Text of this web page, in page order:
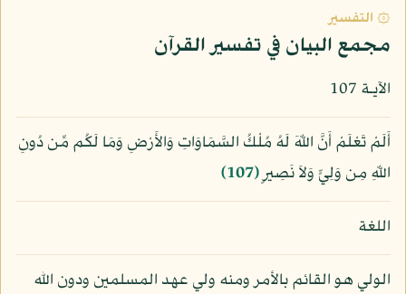
۞ التفسير
مجمع البيان في تفسير القرآن
الآيـة 107
أَلَمْ تَعْلَمْ أَنَّ اللّهَ لَهُ مُلْكُ السَّمَاوَاتِ وَالأَرْضِ وَمَا لَكُم مِّن دُونِ
اللّهِ مِن وَلِيٍّ وَلاَ نَصِيرٍ﴿107﴾
اللغة
الولي هو القائم بالأمر ومنه ولي عهد المسلمين ودون الله